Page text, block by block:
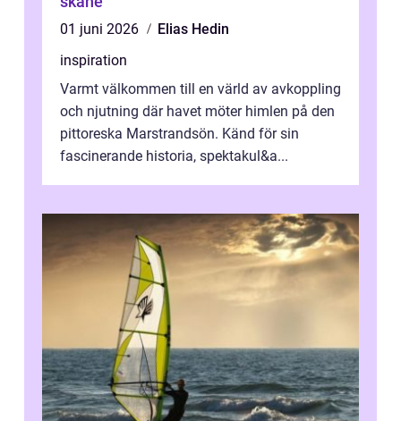
01 juni 2026
Elias Hedin
inspiration
Varmt välkommen till en värld av avkoppling
och njutning där havet möter himlen på den
pittoreska Marstrandsön. Känd för sin
fascinerande historia, spektakul&a...